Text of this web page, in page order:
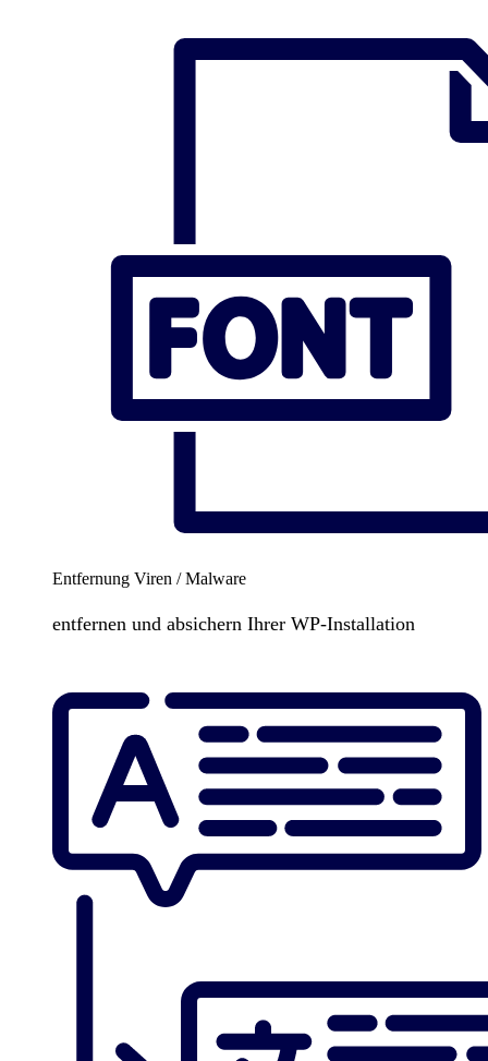
Entfernung Viren / Malware
entfernen und absichern Ihrer WP-Installation